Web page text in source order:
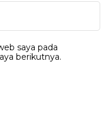
saya pada
berikutnya.